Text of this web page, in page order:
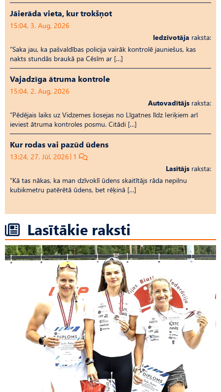
Jāierāda vieta, kur trokšņot
15:04, 3. Aug, 2026
Iedzīvotāja raksta:
“Saka jau, ka pašvaldības policija vairāk kontrolē jauniešus, kas
nakts stundās braukā pa Cēsīm ar […]
Vajadzīga ātruma kontrole
15:04, 2. Aug, 2026
Autovadītājs raksta:
“Pēdējais laiks uz Vid­ze­mes šosejas no Līgatnes līdz Ieriķiem arī
ieviest ātruma kontroles posmu. Citādi […]
Kur rodas vai pazūd ūdens
13:24, 27. Jūl, 2026 1
Lasītājs raksta:
“Kā tas nākas, ka man dzīvoklī ūdens skaitītājs rāda nepilnu
kubikmetru patērētā ūdens, bet rēķinā […]
Lasītākie raksti